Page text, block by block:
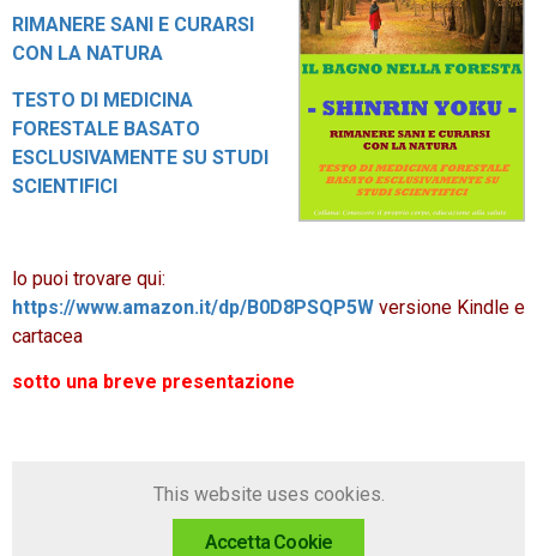
RIMANERE SANI E CURARSI
CON LA NATURA
TESTO DI MEDICINA
FORESTALE BASATO
ESCLUSIVAMENTE SU STUDI
SCIENTIFICI
lo puoi trovare qui:
https://www.amazon.it/dp/B0D8PSQP5W versione Kindle e
cartacea
sotto una breve presentazione
This website uses cookies.
Accetta Cookie